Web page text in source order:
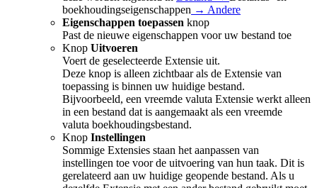
boekhoudingseigenschappen → Andere
Eigenschappen toepassen knop
Past de nieuwe eigenschappen voor uw bestand toe
Knop Uitvoeren
Voert de geselecteerde Extensie uit.
Deze knop is alleen zichtbaar als de Extensie van
toepassing is binnen uw huidige bestand.
Bijvoorbeeld, een vreemde valuta Extensie werkt alleen
in een bestand dat is aangemaakt als een vreemde
valuta boekhoudingsbestand.
Knop Instellingen
Sommige Extensies staan het aanpassen van
instellingen toe voor de uitvoering van hun taak. Dit is
gerelateerd aan uw huidige geopende bestand. Als u